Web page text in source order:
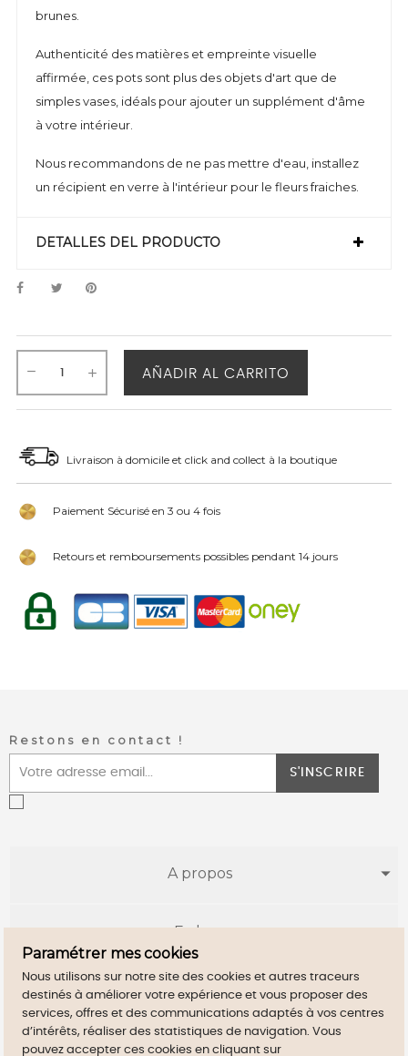
brunes.
Authenticité des matières et empreinte visuelle
affirmée, ces pots sont plus des objets d'art que de
simples vases, idéals pour ajouter un supplément d'âme
à votre intérieur.
Nous recommandons de ne pas mettre d'eau, installez
un récipient en verre à l'intérieur pour le fleurs fraiches.
DETALLES DEL PRODUCTO
AÑADIR AL CARRITO
Livraison à domicile et click and collect à la boutique
Paiement Sécurisé en 3 ou 4 fois
Retours et remboursements possibles pendant 14 jours
Restons en contact !
S'INSCRIRE
A propos
E-shop
Infos utiles
Paramétrer mes cookies
Nous utilisons sur notre site des cookies et autres traceurs
destinés à améliorer votre expérience et vous proposer des
services, offres et des communications adaptés à vos centres
d’intérêts, réaliser des statistiques de navigation. Vous
pouvez accepter ces cookies en cliquant sur